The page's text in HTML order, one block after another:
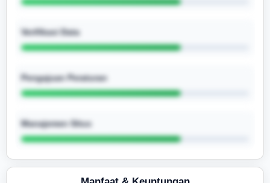
Verifikasi Data
Pengajuan Peraturan
Manajemen Situs